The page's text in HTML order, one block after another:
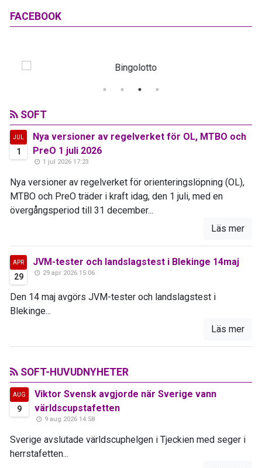
FACEBOOK
SOFT
JUL
1
Nya versioner av regelverket för OL, MTBO och
PreO 1 juli 2026
1 jul 2026 17:23
Nya versioner av regelverket för orienteringslöpning (OL),
MTBO och PreO träder i kraft idag, den 1 juli, med en
övergångsperiod till 31 december...
Läs mer
APR
29
JVM-tester och landslagstest i Blekinge 14maj
29 apr 2026 15:06
Den 14 maj avgörs JVM-tester och landslagstest i
Blekinge...
Läs mer
SOFT-HUVUDNYHETER
AUG
9
Viktor Svensk avgjorde när Sverige vann
världscupstafetten
9 aug 2026 14:58
Sverige avslutade världscuphelgen i Tjeckien med seger i
herrstafetten...